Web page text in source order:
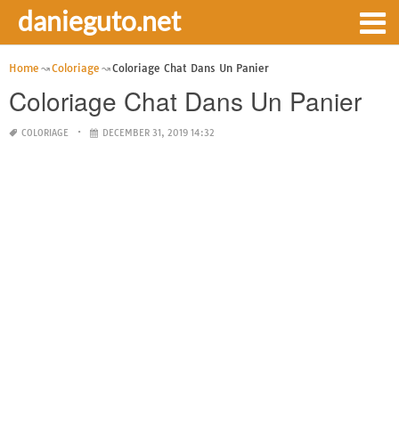
danieguto.net
Home Coloriage Coloriage Chat Dans Un Panier
Coloriage Chat Dans Un Panier
COLORIAGE DECEMBER 31, 2019 14:32